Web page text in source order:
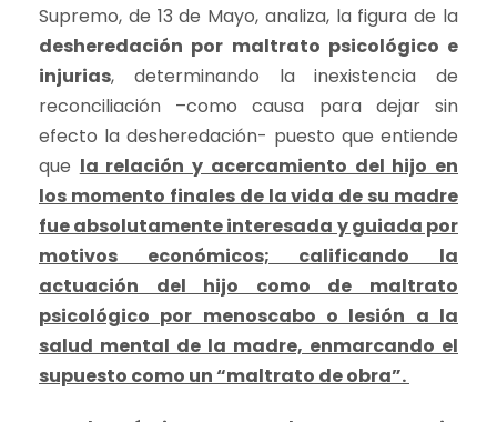
Supremo, de 13 de Mayo, analiza, la figura de la
desheredación por maltrato psicológico e
injurias, determinando la inexistencia de
reconciliación –como causa para dejar sin
efecto la desheredación- puesto que entiende
que la relación y acercamiento del hijo en
los momento finales de la vida de su madre
fue absolutamente interesada y guiada por
motivos económicos; calificando la
actuación del hijo como de maltrato
psicológico por menoscabo o lesión a la
salud mental de la madre, enmarcando el
supuesto como un “maltrato de obra”.